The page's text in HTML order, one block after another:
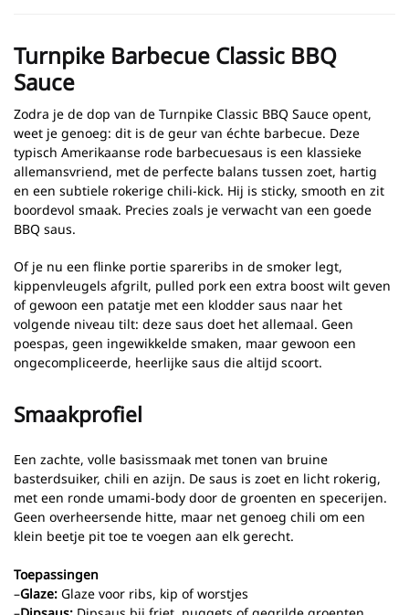
Turnpike Barbecue Classic BBQ
Sauce
Zodra je de dop van de Turnpike Classic BBQ Sauce opent,
weet je genoeg: dit is de geur van échte barbecue. Deze
typisch Amerikaanse rode barbecuesaus is een klassieke
allemansvriend, met de perfecte balans tussen zoet, hartig
en een subtiele rokerige chili-kick. Hij is sticky, smooth en zit
boordevol smaak. Precies zoals je verwacht van een goede
BBQ saus.
Of je nu een flinke portie spareribs in de smoker legt,
kippenvleugels afgrilt, pulled pork een extra boost wilt geven
of gewoon een patatje met een klodder saus naar het
volgende niveau tilt: deze saus doet het allemaal. Geen
poespas, geen ingewikkelde smaken, maar gewoon een
ongecompliceerde, heerlijke saus die altijd scoort.
Smaakprofiel
Een zachte, volle basissmaak met tonen van bruine
basterdsuiker, chili en azijn. De saus is zoet en licht rokerig,
met een ronde umami-body door de groenten en specerijen.
Geen overheersende hitte, maar net genoeg chili om een
klein beetje pit toe te voegen aan elk gerecht.
Toepassingen
–Glaze: Glaze voor ribs, kip of worstjes